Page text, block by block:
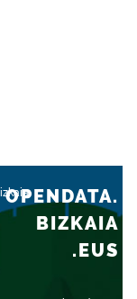
OPENDATA.
BIZKAIA
.EUS